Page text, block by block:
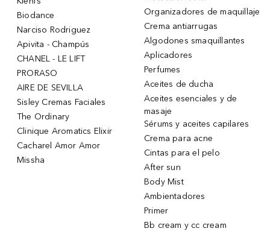
Biodance
Narciso Rodriguez
Apivita - Champús
CHANEL - LE LIFT
PRORASO
AIRE DE SEVILLA
Sisley Cremas Faciales
The Ordinary
Clinique Aromatics Elixir
Cacharel Amor Amor
Missha
Organizadores de maquillaje
Crema antiarrugas
Algodones smaquillantes
Aplicadores
Perfumes
Aceites de ducha
Aceites esenciales y de
masaje
Sérums y aceites capilares
Crema para acne
Cintas para el pelo
After sun
Body Mist
Ambientadores
Primer
Bb cream y cc cream